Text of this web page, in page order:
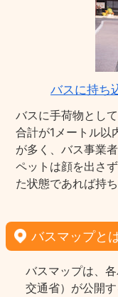
バスに持ち
バスに手荷物とし
合計が1メートル以
が多く、バス事業
ペットは顔を出さ
た状態であれば持
バスマップと
バスマップは、
交通省）が公開